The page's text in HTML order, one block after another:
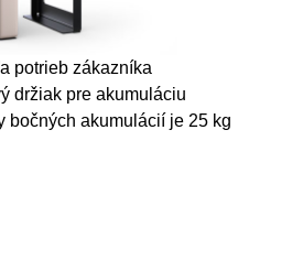
potrieb zákazníka
držiak pre akumuláciu
bočných akumulácií je 25 kg